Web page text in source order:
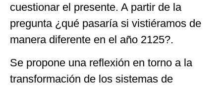
cuestionar el presente. A partir de la
pregunta ¿qué pasaría si vistiéramos de
manera diferente en el año 2125?.
Se propone una reflexión en torno a la
transformación de los sistemas de